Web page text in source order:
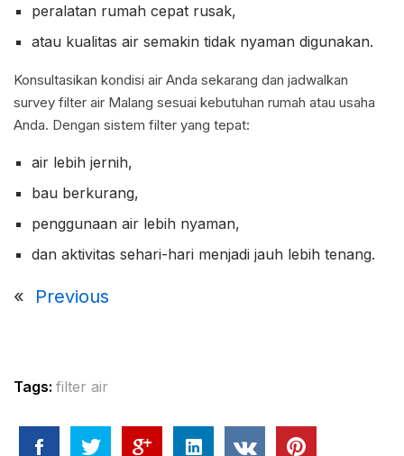
peralatan rumah cepat rusak,
atau kualitas air semakin tidak nyaman digunakan.
Konsultasikan kondisi air Anda sekarang dan jadwalkan
survey filter air Malang sesuai kebutuhan rumah atau usaha
Anda. Dengan sistem filter yang tepat:
air lebih jernih,
bau berkurang,
penggunaan air lebih nyaman,
dan aktivitas sehari-hari menjadi jauh lebih tenang.
« Previous
Tags: filter air